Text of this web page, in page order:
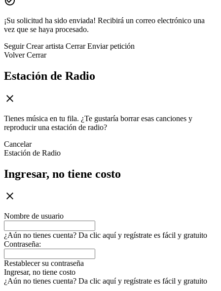
¡Su solicitud ha sido enviada! Recibirá un correo electrónico una
vez que se haya procesado.
Seguir Crear artista Cerrar Enviar petición
Volver Cerrar
Estación de Radio
Tienes música en tu fila. ¿Te gustaría borrar esas canciones y
reproducir una estación de radio?
Cancelar
Estación de Radio
Ingresar, no tiene costo
Nombre de usuario
¿Aún no tienes cuenta? Da clic aquí y regístrate es fácil y gratuito
Contraseña:
Restablecer su contraseña
Ingresar, no tiene costo
¿Aún no tienes cuenta? Da clic aquí y regístrate es fácil y gratuito